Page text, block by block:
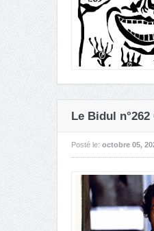
Le Bidul
Posté le: octobre 05,